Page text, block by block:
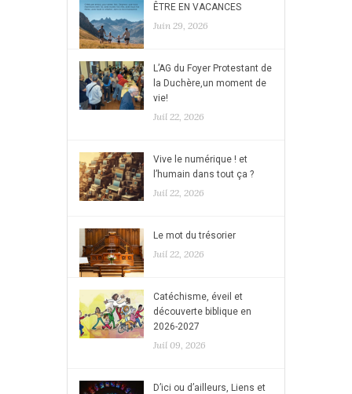
ÊTRE EN VACANCES
Juin 29, 2026
L’AG du Foyer Protestant de
la Duchère,un moment de
vie!
Juil 22, 2026
Vive le numérique ! et
l’humain dans tout ça ?
Juil 22, 2026
Le mot du trésorier
Juil 22, 2026
Catéchisme, éveil et
découverte biblique en
2026-2027
Juil 09, 2026
D’ici ou d’ailleurs, Liens et